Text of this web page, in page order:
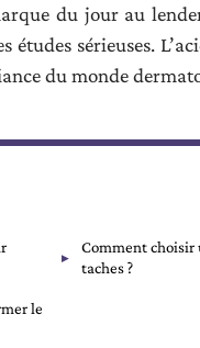
du jour au
études sérieuses.
du monde
Comment choisir
taches ?
le